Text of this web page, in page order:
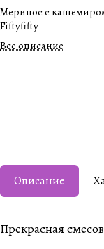
Меринос с
Fiftyfifty
Все описание
Описание
Прекрасная